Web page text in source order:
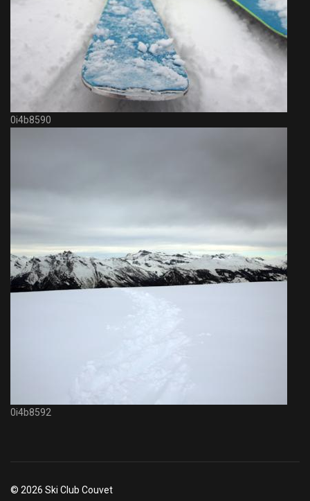
0i4b8590
0i4b8592
© 2026 Ski Club Couvet